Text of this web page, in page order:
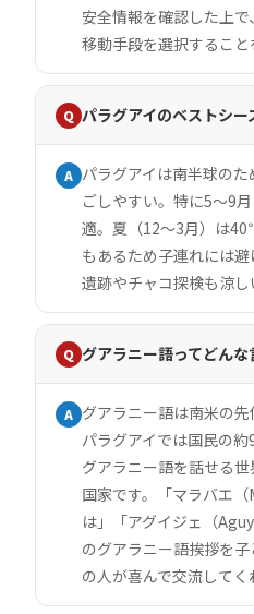
安全情報を確認した上
移動手段を選択すること
Q パラグアイのベストシー
A パラグアイは南半球の
ごしやすい。特に5〜9
適。夏（12〜3月）は
もあるため子連れには
遺跡やチャコ探検も涼し
Q グアラニー語ってどんな
A グアラニー語は南米の先
パラグアイでは国民の
グアラニー語を話せる
国家です。「マラバエ
は」「アグイジェ（
のグアラニー語挨拶を
の人が喜んで交流してく